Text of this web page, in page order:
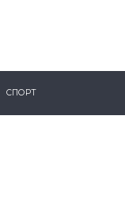
СПОРТ